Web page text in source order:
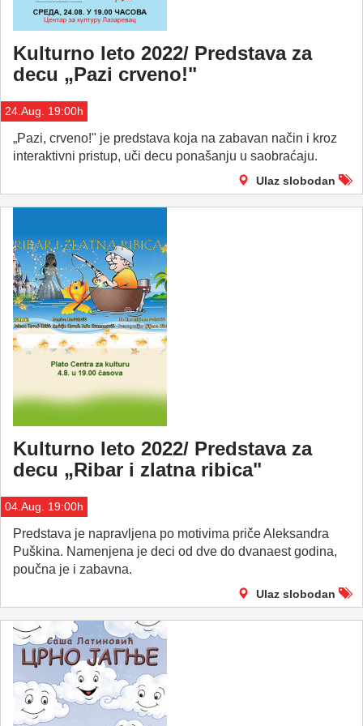
Kulturnо letо 2022/ Predstava za
decu „Pazi crveno!"
24.Aug. 19:00h
„Pazi, crveno!" je predstava koja na zabavan način i kroz
interaktivni pristup, uči decu ponašanju u saobraćaju.
Ulaz slobodan
Kulturno leto 2022/ Predstava za
decu „Ribar i zlatna ribica"
04.Aug. 19:00h
Predstava je napravljena po motivima priče Aleksandra
Puškina. Namenjena je deci od dve do dvanaest godina,
poučna je i zabavna.
Ulaz slobodan